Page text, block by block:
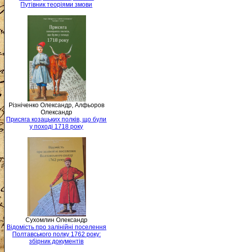
Путівник теоріями змови
Різніченко Олександр, Алфьоров
Олександр
Присяга козацьких полків, що були
у поході 1718 року
Сухомлин Олександр
Відомість про залінійні поселення
Полтавського полку 1762 року:
збірник документів